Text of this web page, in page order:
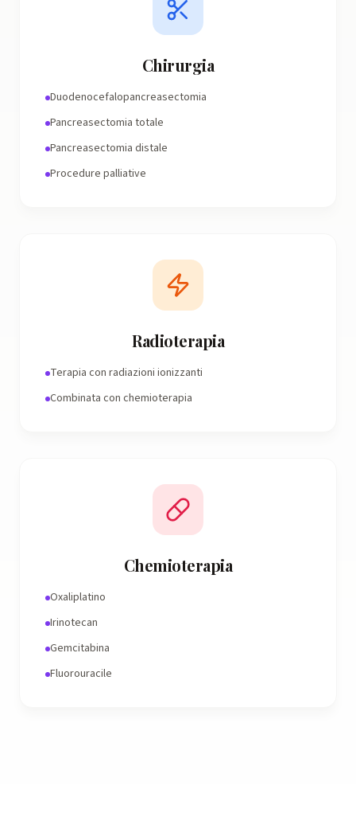
Chirurgia
Duodenocefalopancreasectomia
Pancreasectomia totale
Pancreasectomia distale
Procedure palliative
Radioterapia
Terapia con radiazioni ionizzanti
Combinata con chemioterapia
Chemioterapia
Oxaliplatino
Irinotecan
Gemcitabina
Fluorouracile